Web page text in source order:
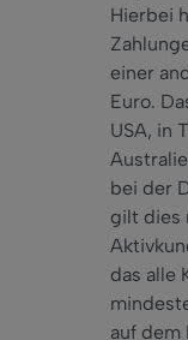
Hierbei
einer
Euro.
USA, in
bei der
gilt dies
das alle
auf dem